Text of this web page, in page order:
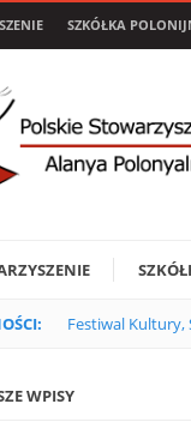
SZKÓŁKA
Festiwal Kultury,
WPISY